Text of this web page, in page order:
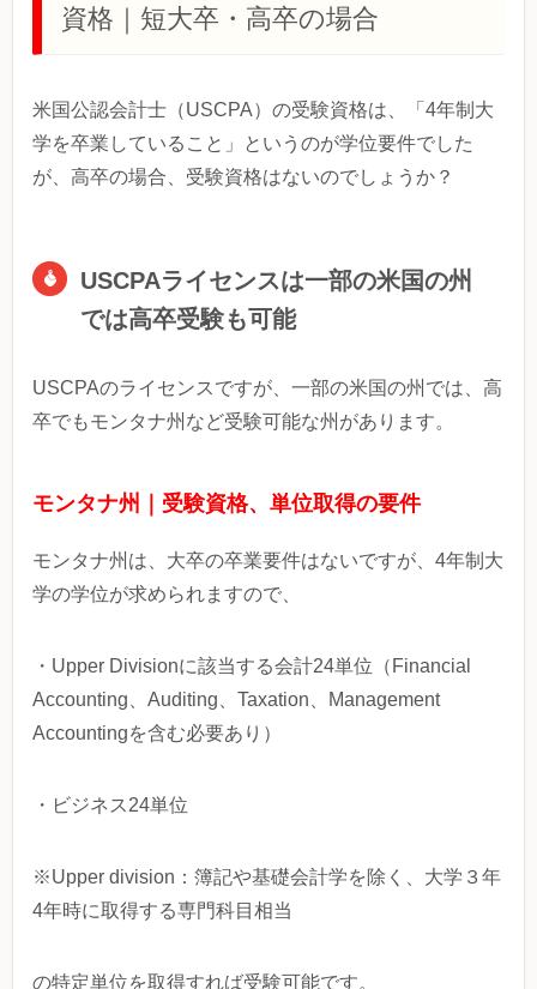
資格｜短大卒・高卒の場合
米国公認会計士（USCPA）の受験資格は、「4年制大
学を卒業していること」というのが学位要件でした
が、高卒の場合、受験資格はないのでしょうか？
USCPAライセンスは一部の米国の州
では高卒受験も可能
USCPAのライセンスですが、一部の米国の州では、高
卒でもモンタナ州など受験可能な州があります。
モンタナ州｜受験資格、単位取得の要件
モンタナ州は、大卒の卒業要件はないですが、4年制大
学の学位が求められますので、
・Upper Divisionに該当する会計24単位（Financial
Accounting、Auditing、Taxation、Management
Accountingを含む必要あり）
・ビジネス24単位
※Upper division：簿記や基礎会計学を除く、大学３年
4年時に取得する専門科目相当
の特定単位を取得すれば受験可能です。